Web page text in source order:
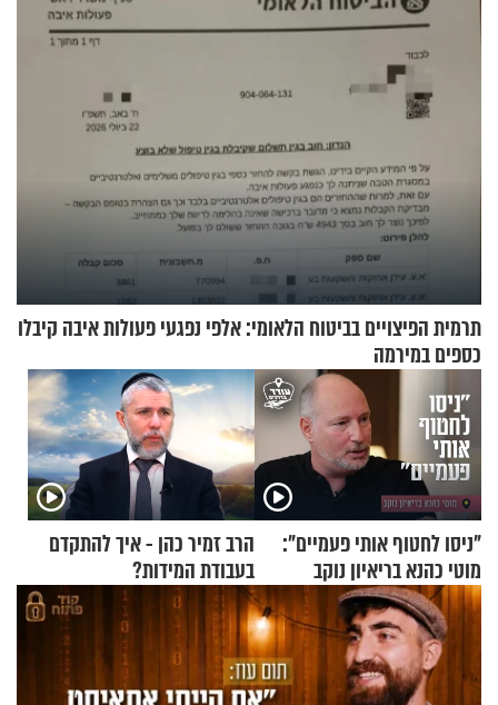
תרמית הפיצויים בביטוח הלאומי: אלפי נפגעי פעולות איבה קיבלו
כספים במירמה
"ניסו לחטוף אותי פעמיים":
מוטי כהנא בריאיון נוקב
הרב זמיר כהן - איך להתקדם
בעבודת המידות?